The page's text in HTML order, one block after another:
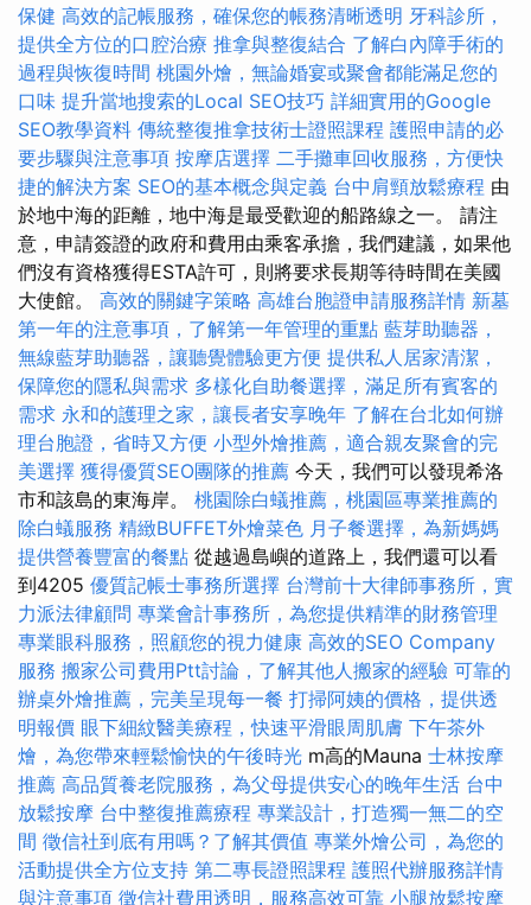
保健 高效的記帳服務，確保您的帳務清晰透明 牙科診所，
提供全方位的口腔治療 推拿與整復結合 了解白內障手術的
過程與恢復時間 桃園外燴，無論婚宴或聚會都能滿足您的
口味 提升當地搜索的Local SEO技巧 詳細實用的Google
SEO教學資料 傳統整復推拿技術士證照課程 護照申請的必
要步驟與注意事項 按摩店選擇 二手攤車回收服務，方便快
捷的解決方案 SEO的基本概念與定義 台中肩頸放鬆療程 由
於地中海的距離，地中海是最受歡迎的船路線之一。 請注
意，申請簽證的政府和費用由乘客承擔，我們建議，如果他
們沒有資格獲得ESTA許可，則將要求長期等待時間在美國
大使館。 高效的關鍵字策略 高雄台胞證申請服務詳情 新墓
第一年的注意事項，了解第一年管理的重點 藍芽助聽器，
無線藍芽助聽器，讓聽覺體驗更方便 提供私人居家清潔，
保障您的隱私與需求 多樣化自助餐選擇，滿足所有賓客的
需求 永和的護理之家，讓長者安享晚年 了解在台北如何辦
理台胞證，省時又方便 小型外燴推薦，適合親友聚會的完
美選擇 獲得優質SEO團隊的推薦 今天，我們可以發現希洛
市和該島的東海岸。 桃園除白蟻推薦，桃園區專業推薦的
除白蟻服務 精緻BUFFET外燴菜色 月子餐選擇，為新媽媽
提供營養豐富的餐點 從越過島嶼的道路上，我們還可以看
到4205 優質記帳士事務所選擇 台灣前十大律師事務所，實
力派法律顧問 專業會計事務所，為您提供精準的財務管理
專業眼科服務，照顧您的視力健康 高效的SEO Company
服務 搬家公司費用Ptt討論，了解其他人搬家的經驗 可靠的
辦桌外燴推薦，完美呈現每一餐 打掃阿姨的價格，提供透
明報價 眼下細紋醫美療程，快速平滑眼周肌膚 下午茶外
燴，為您帶來輕鬆愉快的午後時光 m高的Mauna 士林按摩
推薦 高品質養老院服務，為父母提供安心的晚年生活 台中
放鬆按摩 台中整復推薦療程 專業設計，打造獨一無二的空
間 徵信社到底有用嗎？了解其價值 專業外燴公司，為您的
活動提供全方位支持 第二專長證照課程 護照代辦服務詳情
與注意事項 徵信社費用透明，服務高效可靠 小腿放鬆按摩